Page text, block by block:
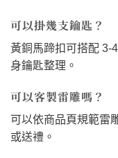
可以掛幾支鑰匙？
黃銅馬蹄扣可搭配 3-
身鑰匙整理。
可以客製雷雕嗎？
可以依商品頁規範雷
或送禮。